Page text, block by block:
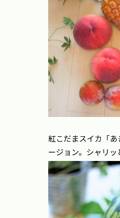
紅こだまスイカ「
ージョン。シャリ